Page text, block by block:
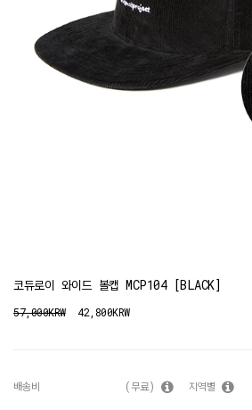
코듀로이 와이드 볼캡 MCP104 [BLACK]
57,000KRW 42,800KRW
배송비 (무료) 지역별